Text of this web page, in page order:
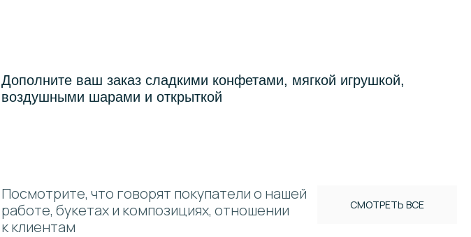
Дополните ваш заказ сладкими конфетами, мягкой игрушкой,
воздушными шарами и открыткой
СМОТРЕТЬ ВСЕ
Посмотрите, что говорят покупатели о нашей
работе, букетах и композициях, отношении
к клиентам